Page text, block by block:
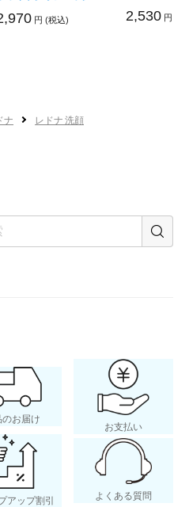
アとは年齢に応
キュアコン
円 (税込) 2,530 円 (税
ナ
レドナ 洗顔
のお届け
お支払い
アップ割引 よくある質問